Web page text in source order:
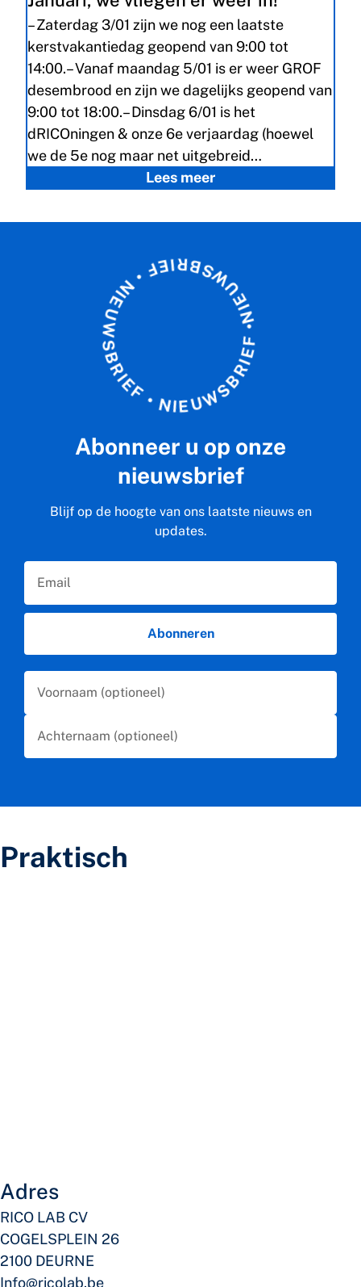
– Zaterdag 3/01 zijn we nog een laatste
kerstvakantiedag geopend van 9:00 tot
14:00.– Vanaf maandag 5/01 is er weer GROF
desembrood en zijn we dagelijks geopend van
9:00 tot 18:00.– Dinsdag 6/01 is het
dRICOningen & onze 6e verjaardag (hoewel
we de 5e nog maar net uitgebreid…
Lees meer
N
I
E
U
W
S
B
R
I
E
F
•
N
I
E
U
W
S
B
R
I
E
F
•NIEUWSBR
I
E
F
•
Abonneer u op onze
nieuwsbrief
Blijf op de hoogte van ons laatste nieuws en
updates.
Abonneren
Praktisch
Adres
RICO LAB CV
COGELSPLEIN 26
2100 DEURNE
Info@ricolab.be